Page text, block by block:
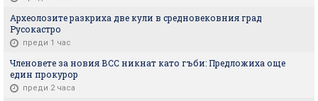
Археолозите разкриха две кули в средновековния град
Русокастро
преди 1 час
Членовете за новия ВСС никнат като гъби: Предложиха още
един прокурор
преди 2 часа